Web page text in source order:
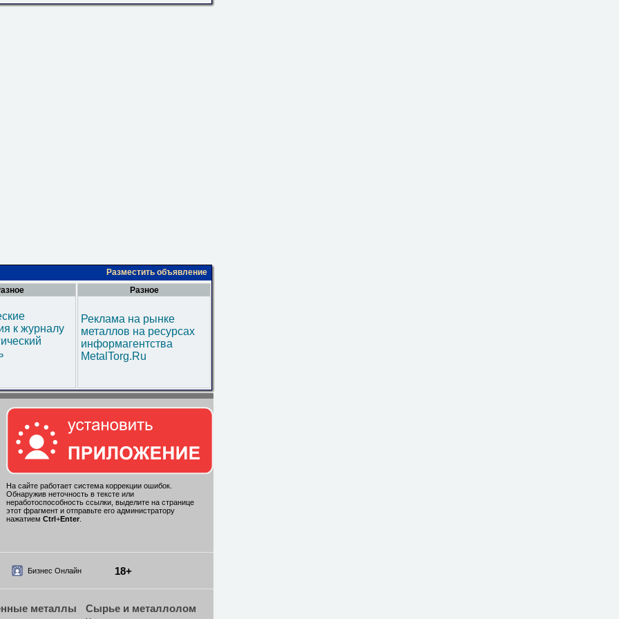
Разместить объявление
к журналу
Разное
Реклама на рынке
металлов на ресурсах
информагентства
MetalTorg.Ru
На сайте работает система коррекции ошибок.
Обнаружив неточность в тексте или
неработоспособность ссылки, выделите на странице
этот фрагмент и отправьте его администратору
нажатием Ctrl +Enter.
Бизнес Онлайн 18+
металлы Сырье и металлолом